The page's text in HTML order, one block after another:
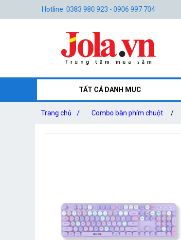
Hotline: 0383 980 923 - 0906 997 704
TẤT CẢ DANH MUC
Trang chủ / Combo bàn phím chuột /